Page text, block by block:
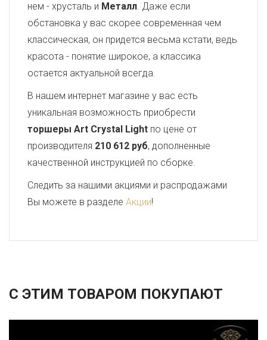
нем - хрусталь и Металл. Даже если
обстановка у вас скорее современная чем
классическая, он придется весьма кстати, ведь
красота - понятие широкое, а классика
остается актуальной всегда.
В нашем интернет магазине у вас есть
уникальная возможность приобрести
торшеры Art Crystal Light по цене от
производителя 210 612 руб, дополненные
качественной инструкцией по сборке.
Следить за нашими акциями и распродажами
Вы можете в разделе Акции!
С ЭТИМ ТОВАРОМ ПОКУПАЮТ